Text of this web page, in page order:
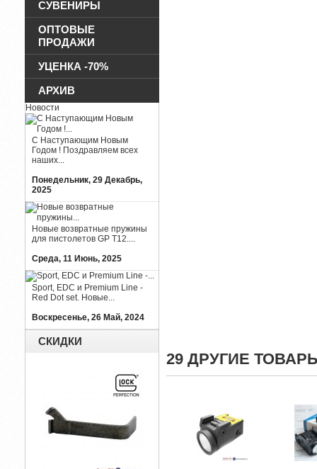
СУВЕНИРЫ
ОПТОВЫЕ
ПРОДАЖИ
УЦЕНКА -70%
АРХИВ
Новости
С Наступающим Новым
Годом ! Поздравляем всех
наших...
Понедельник, 29 Декабрь,
2025
Новые возвратные пружины
для пистолетов GP T12....
Среда, 11 Июнь, 2025
Sport, EDC и Premium Line -
Red Dot set. Новые...
Воскресенье, 26 Май, 2024
СКИДКИ
29 ДРУГИЕ